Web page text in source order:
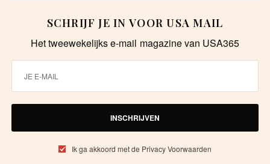
SCHRIJF JE IN VOOR USA MAIL
Het tweewekelijks e-mail magazine van USA365
INSCHRIJVEN
Ik ga akkoord met de Privacy Voorwaarden